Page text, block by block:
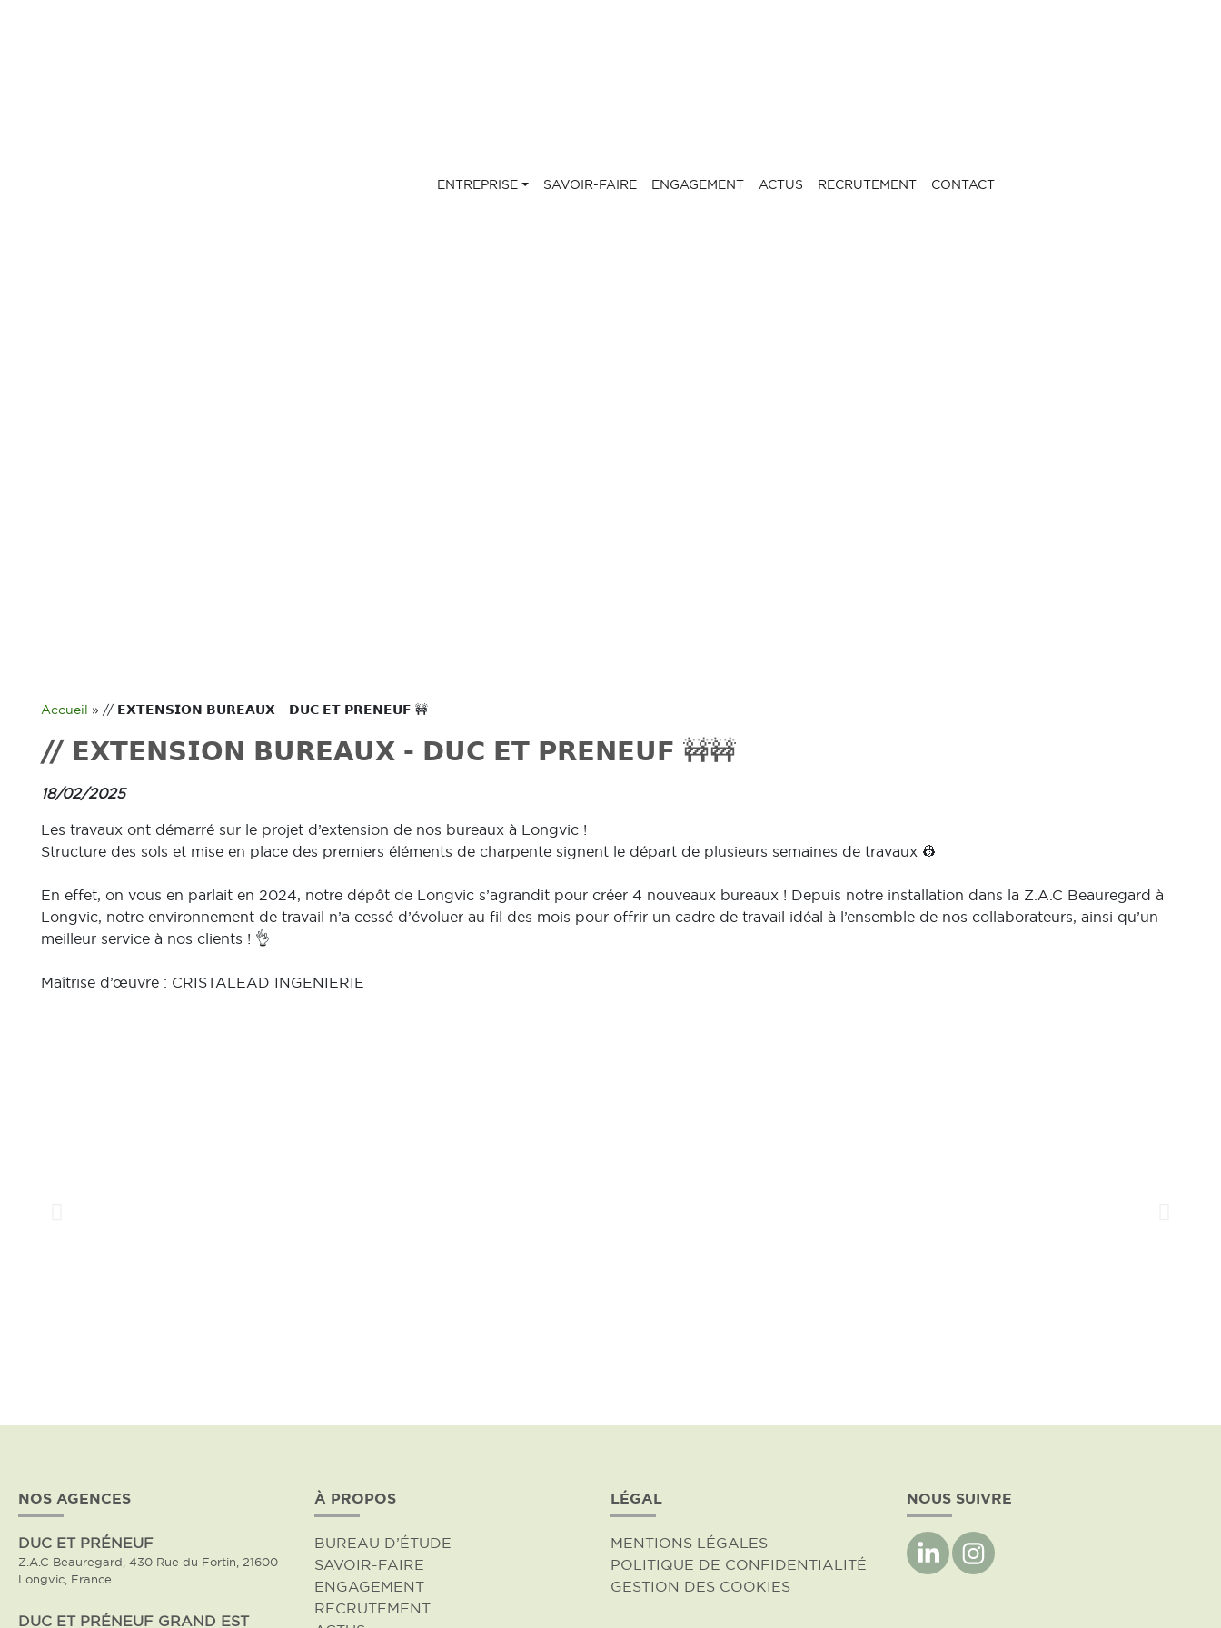
ENTREPRISE SAVOIR-FAIRE ENGAGEMENT ACTUS RECRUTEMENT CONTACT
Accueil » // 𝗘𝗫𝗧𝗘𝗡𝗦𝗜𝗢𝗡 𝗕𝗨𝗥𝗘𝗔𝗨𝗫 – 𝗗𝗨𝗖 𝗘𝗧 𝗣𝗥𝗘𝗡𝗘𝗨𝗙 🚧
// 𝗘𝗫𝗧𝗘𝗡𝗦𝗜𝗢𝗡 𝗕𝗨𝗥𝗘𝗔𝗨𝗫 - 𝗗𝗨𝗖 𝗘𝗧 𝗣𝗥𝗘𝗡𝗘𝗨𝗙 🚧🚧
18/02/2025
Les travaux ont démarré sur le projet d’extension de nos bureaux à Longvic !
Structure des sols et mise en place des premiers éléments de charpente signent le départ de plusieurs semaines de travaux 👷
En effet, on vous en parlait en 2024, notre dépôt de Longvic s’agrandit pour créer 4 nouveaux bureaux ! Depuis notre installation dans la Z.A.C Beauregard à
Longvic, notre environnement de travail n’a cessé d’évoluer au fil des mois pour offrir un cadre de travail idéal à l’ensemble de nos collaborateurs, ainsi qu’un
meilleur service à nos clients ! 👌
Maîtrise d’œuvre : CRISTALEAD INGENIERIE
NOS AGENCES
DUC ET PRÉNEUF
Z.A.C Beauregard, 430 Rue du Fortin, 21600
Longvic, France
DUC ET PRÉNEUF GRAND EST
À PROPOS
BUREAU D’ÉTUDE
SAVOIR-FAIRE
ENGAGEMENT
RECRUTEMENT
LÉGAL
MENTIONS LÉGALES
POLITIQUE DE CONFIDENTIALITÉ
GESTION DES COOKIES
NOUS SUIVRE